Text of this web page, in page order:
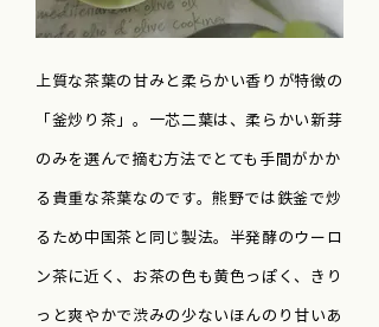
上質な茶葉の甘みと柔らかい香りが特徴の
「釜炒り茶」。一芯二葉は、柔らかい新芽
のみを選んで摘む方法でとても手間がかか
る貴重な茶葉なのです。熊野では鉄釜で炒
るため中国茶と同じ製法。半発酵のウーロ
ン茶に近く、お茶の色も黄色っぽく、きり
っと爽やかで渋みの少ないほんのり甘いあ